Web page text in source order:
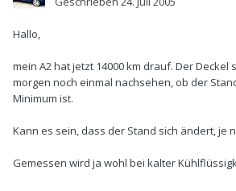
Hallo,
mein A2 hat jetzt 14000 km drauf. Der Deckel
morgen noch einmal nachsehen, ob der
Minimum ist.
Kann es sein, dass der Stand sich ändert, je
Gemessen wird ja wohl bei kalter